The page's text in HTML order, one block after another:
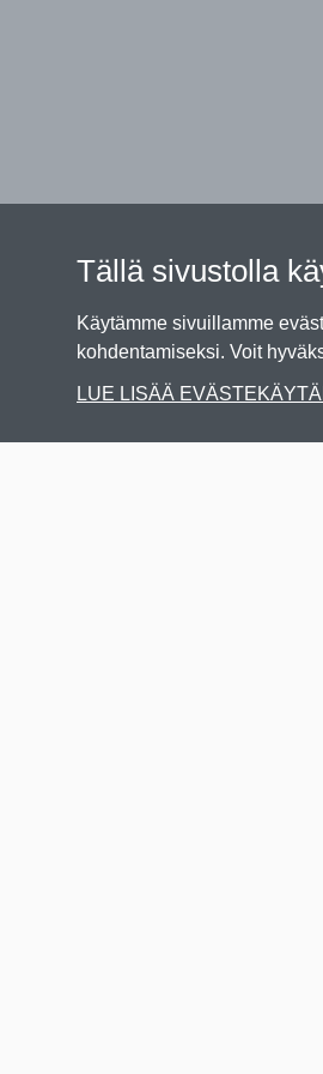
Tällä sivustolla
Käytämme sivuillamme
kohdentamiseksi. Voit
LUE LISÄÄ